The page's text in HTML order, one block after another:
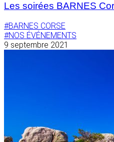
Les soirées BARNES
#BARNES CORSE
#NOS ÉVÉNEMENTS
9 septembre 2021